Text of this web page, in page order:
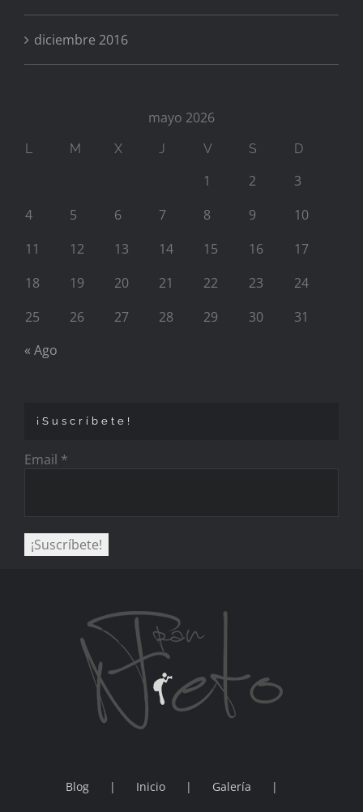
diciembre 2016
mayo 2026
L M X J V S D
1 2
3
4
5 6 7 8 9
10
11
12 13 14 15 16
17
18
19 20 21 22 23
24
25
26 27 28 29 30
31
« Ago
¡Suscríbete!
Email *
Blog Inicio Galería